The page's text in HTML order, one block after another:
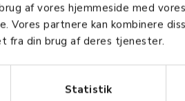
af vores hjemmeside med
Vores partnere kan kombinere
fra din brug af deres tjenester.
Statistik